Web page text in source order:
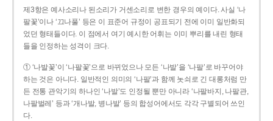
제3항은 예사소리나 된소리가 거센소리로 변한 경우의 예이다. 사실 ‘나
팔꽃’이나 ‘끄나풀’ 등은 이 표준어 규정이 공표되기 전에 이미 일반화되
었던 형태들이다. 이 점에서 여기 예시한 어휘는 이미 뿌리를 내린 형태
들을 인정하는 성격이 크다.
① ‘나발꽃’이 ‘나팔꽃’으로 바뀌었으나 모든 ‘나발’을 ‘나팔’로 바꾸어야
하는 것은 아니다. 일반적인 의미의 ‘나팔’과 함께 놋쇠로 긴 대롱처럼 만
든 전통 관악기의 하나인 ‘나발’도 인정될 뿐만 아니라 ‘나팔바지, 나팔관,
나팔벌레’ 등과 ‘개나발, 병나발’ 등의 합성어에서도 각각 구별되어 쓰인
다.